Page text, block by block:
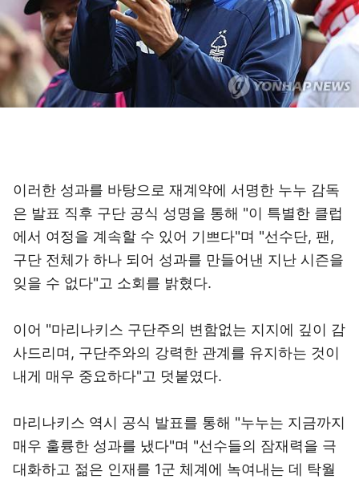
이러한 성과를 바탕으로 재계약에 서명한 누누 감독
은 발표 직후 구단 공식 성명을 통해 "이 특별한 클럽
에서 여정을 계속할 수 있어 기쁘다"며 "선수단, 팬,
구단 전체가 하나 되어 성과를 만들어낸 지난 시즌을
잊을 수 없다"고 소회를 밝혔다.
이어 "마리나키스 구단주의 변함없는 지지에 깊이 감
사드리며, 구단주와의 강력한 관계를 유지하는 것이
내게 매우 중요하다"고 덧붙였다.
마리나키스 역시 공식 발표를 통해 "누누는 지금까지
매우 훌륭한 성과를 냈다"며 "선수들의 잠재력을 극
대화하고 젊은 인재를 1군 체계에 녹여내는 데 탁월